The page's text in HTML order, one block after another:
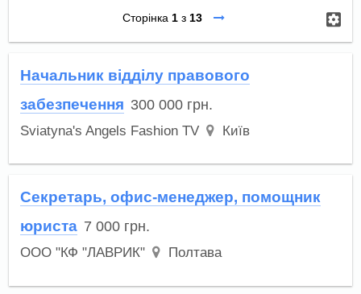
Сторінка 1з 13
Начальник відділу правового
забезпечення 300 000 грн.
Sviatyna's Angels Fashion TV Київ
Секретарь, офис-менеджер, помощник
юриста 7 000 грн.
ООО "КФ "ЛАВРИК" Полтава